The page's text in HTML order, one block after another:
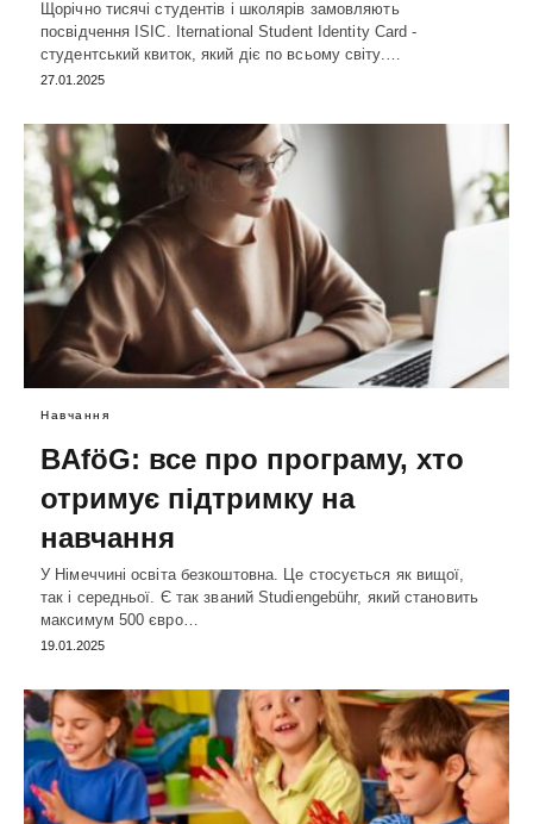
Щорічно тисячі студентів і школярів замовляють
посвідчення ISIC. Iternational Student Identity Card -
студентський квиток, який діє по всьому світу.…
27.01.2025
Навчання
BAföG: все про програму, хто
отримує підтримку на
навчання
У Німеччині освіта безкоштовна. Це стосується як вищої,
так і середньої. Є так званий Studiengebühr, який становить
максимум 500 євро…
19.01.2025